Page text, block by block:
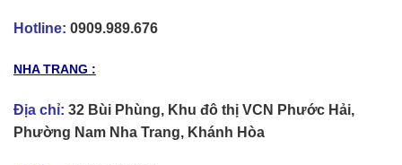
Hotline: 0909.989.676
NHA TRANG :
Địa chỉ: 32 Bùi Phùng, Khu đô thị VCN Phước Hải,
Phường Nam Nha Trang, Khánh Hòa